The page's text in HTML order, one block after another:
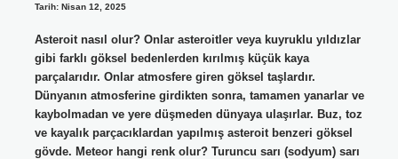
Tarih: Nisan 12, 2025
Asteroit nasıl olur? Onlar asteroitler veya kuyruklu yıldızlar
gibi farklı göksel bedenlerden kırılmış küçük kaya
parçalarıdır. Onlar atmosfere giren göksel taşlardır.
Dünyanın atmosferine girdikten sonra, tamamen yanarlar ve
kaybolmadan ve yere düşmeden dünyaya ulaşırlar. Buz, toz
ve kayalık parçacıklardan yapılmış asteroit benzeri göksel
gövde. Meteor hangi renk olur? Turuncu sarı (sodyum) sarı